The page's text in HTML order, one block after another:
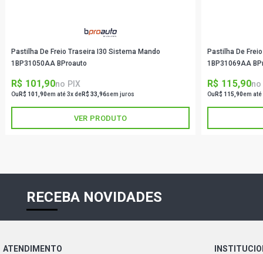
Pastilha De Freio Traseira I30 Sistema Mando
1BP31050AA BProauto
R$ 101,90no PIX
Ou R$ 101,90em até 3x deR$ 33,96sem juros
VER PRODUTO
Pastilha De
1BP31069AA
R$ 115,90no
Ou R$ 115,90em até
RECEBA NOVIDADES
ATENDIMENTO